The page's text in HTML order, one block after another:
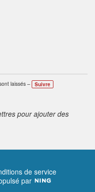
laissés – Suivre
pour ajouter des
de service
par